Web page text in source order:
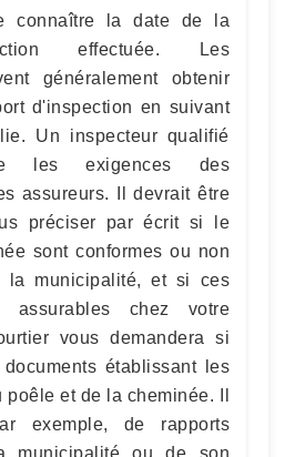
connaître la date de la
effectuée. Les
généralement obtenir
d'inspection en suivant
Un inspecteur qualifié
les exigences des
assureurs. Il devrait être
préciser par écrit si le
sont conformes ou non
la municipalité, et si ces
assurables chez votre
vous demandera si
établissant les
et de la cheminée. Il
exemple, de rapports
municipalité ou de son